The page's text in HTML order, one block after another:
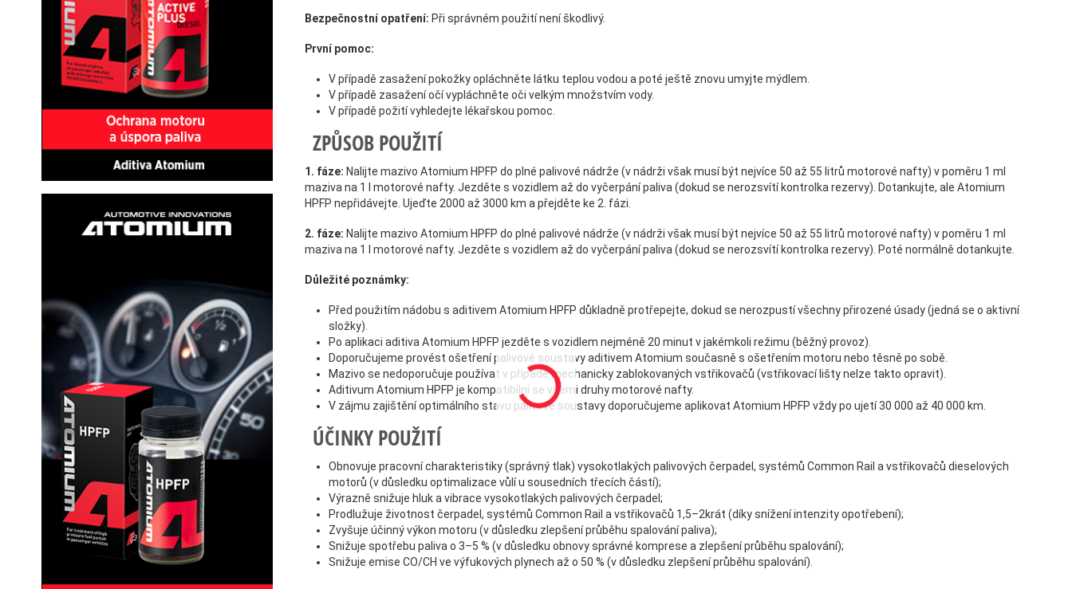
Bezpečnostní opatření: Při správném použití není škodlivý.
První pomoc:
V případě zasažení pokožky opláchněte látku teplou vodou a poté ještě znovu umyjte mýdlem.
V případě zasažení očí vypláchněte oči velkým množstvím vody.
V případě požití vyhledejte lékařskou pomoc.
ZPŮSOB POUŽITÍ
1. fáze: Nalijte mazivo Atomium HPFP do plné palivové nádrže (v nádrži však musí být nejvíce 50 až 55 litrů motorové nafty) v poměru 1 ml
maziva na 1 l motorové nafty. Jezděte s vozidlem až do vyčerpání paliva (dokud se nerozsvítí kontrolka rezervy). Dotankujte, ale Atomium
HPFP nepřidávejte. Ujeďte 2000 až 3000 km a přejděte ke 2. fázi.
2. fáze: Nalijte mazivo Atomium HPFP do plné palivové nádrže (v nádrži však musí být nejvíce 50 až 55 litrů motorové nafty) v poměru 1 ml
maziva na 1 l motorové nafty. Jezděte s vozidlem až do vyčerpání paliva (dokud se nerozsvítí kontrolka rezervy). Poté normálně dotankujte.
Důležité poznámky:
Před použitím nádobu s aditivem Atomium HPFP důkladně protřepejte, dokud se nerozpustí všechny přirozené úsady (jedná se o aktivní
složky).
Po aplikaci aditiva Atomium HPFP jezděte s vozidlem nejméně 20 minut v jakémkoli režimu (běžný provoz).
Doporučujeme provést ošetření palivové soustavy aditivem Atomium současně s ošetřením motoru nebo těsně po sobě.
Mazivo se nedoporučuje používat v případě mechanicky zablokovaných vstřikovačů (vstřikovací lišty nelze takto opravit).
Aditivum Atomium HPFP je kompatibilní se všemi druhy motorové nafty.
V zájmu zajištění optimálního stavu palivové soustavy doporučujeme aplikovat Atomium HPFP vždy po ujetí 30 000 až 40 000 km.
ÚČINKY POUŽITÍ
Obnovuje pracovní charakteristiky (správný tlak) vysokotlakých palivových čerpadel, systémů Common Rail a vstřikovačů dieselových
motorů (v důsledku optimalizace vůlí u sousedních třecích částí);
Výrazně snižuje hluk a vibrace vysokotlakých palivových čerpadel;
Prodlužuje životnost čerpadel, systémů Common Rail a vstřikovačů 1,5–2krát (díky snížení intenzity opotřebení);
Zvyšuje účinný výkon motoru (v důsledku zlepšení průběhu spalování paliva);
Snižuje spotřebu paliva o 3–5 % (v důsledku obnovy správné komprese a zlepšení průběhu spalování);
Snižuje emise CO/CH ve výfukových plynech až o 50 % (v důsledku zlepšení průběhu spalování).